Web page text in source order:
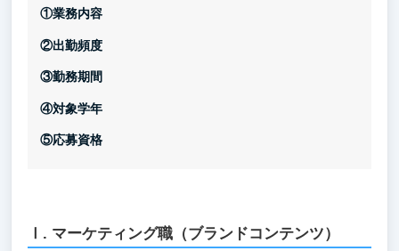
①業務内容
②出勤頻度
③勤務期間
④対象学年
⑤応募資格
Ⅰ. マーケティング職︎（ブランドコンテンツ）